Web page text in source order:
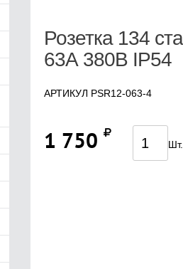
Розетка 134
63А 380В IP54
АРТИКУЛ PSR12-063-4
1 750 Шт.